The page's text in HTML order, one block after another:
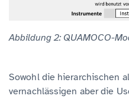
Abbildung 2: QUAMOCO-
Sowohl die hierarchischen
vernachlässigen aber die